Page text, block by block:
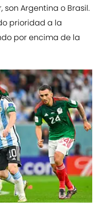
Argentina o Brasil.
prioridad a la
por encima de la